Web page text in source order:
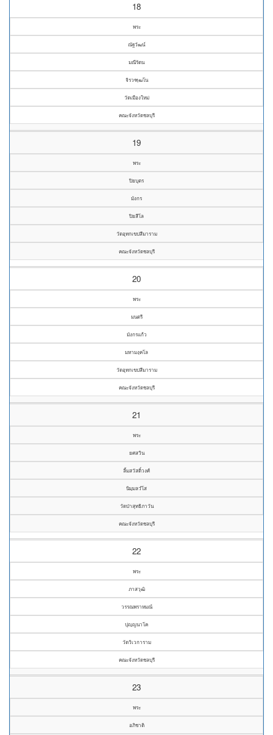
18
พระ
ณัฐวัฒน์
มณีรัตน
จิรวฑฺฒโน
วัดเมืองใหม่
คณะจังหวัดชลบุรี
19
พระ
ปิยบุตร
มังกร
ปิยสีโล
วัดอุทกเขปสีมาราม
คณะจังหวัดชลบุรี
20
พระ
มนตรี
มังกรแก้ว
มหามงฺคโล
วัดอุทกเขปสีมาราม
คณะจังหวัดชลบุรี
21
พระ
ยศสวิน
ลิ้มสวัสดิ์วงศ์
นิมฺมลวํโส
วัดป่าสุทธิภาวัน
คณะจังหวัดชลบุรี
22
พระ
ภาสวุฒิ
วรรณพราหมณ์
ปุญฺญนาโค
วัดวิเวการาม
คณะจังหวัดชลบุรี
23
พระ
อภิชาติ